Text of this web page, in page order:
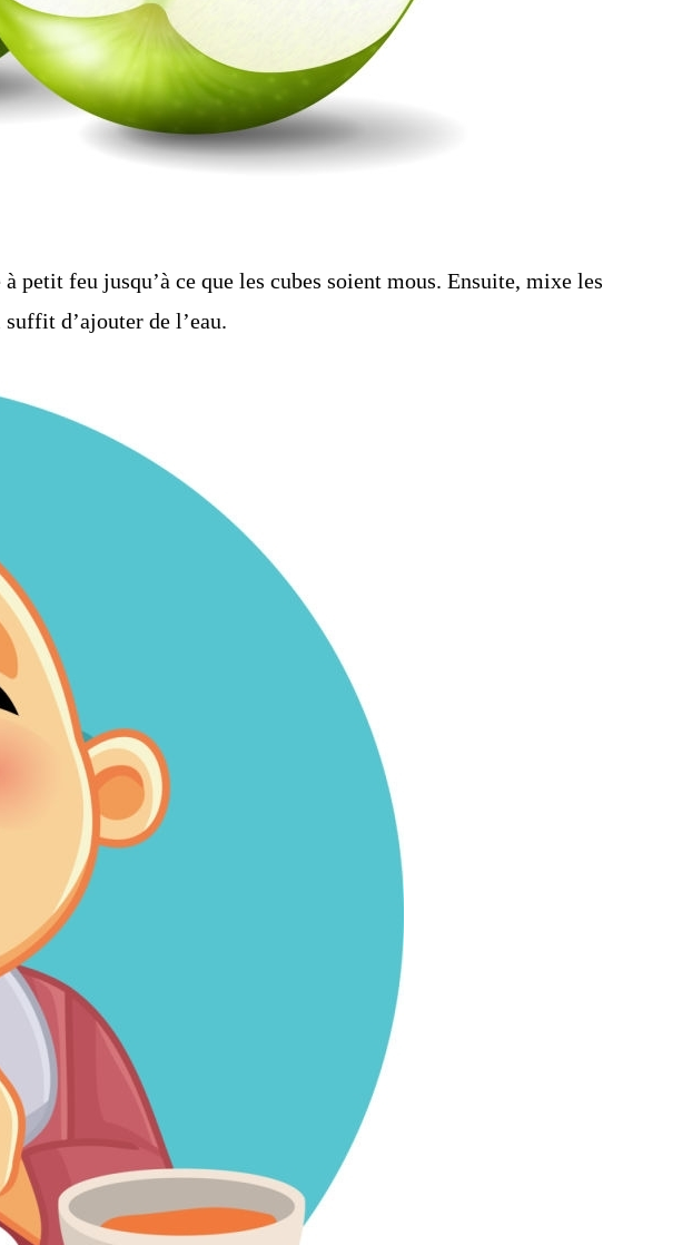
petit feu jusqu’à ce que les cubes soient mous. Ensuite, mixe les
d’ajouter de l’eau.